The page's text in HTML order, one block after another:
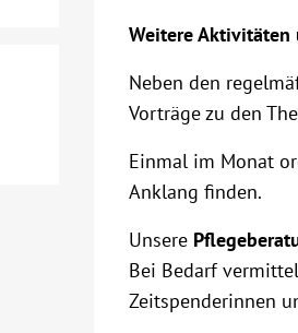
Weitere Aktivitäten
Neben den
Vorträge zu den
Einmal im Monat
Anklang finden.
Unsere
Bei Bedarf
Zeitspenderinnen